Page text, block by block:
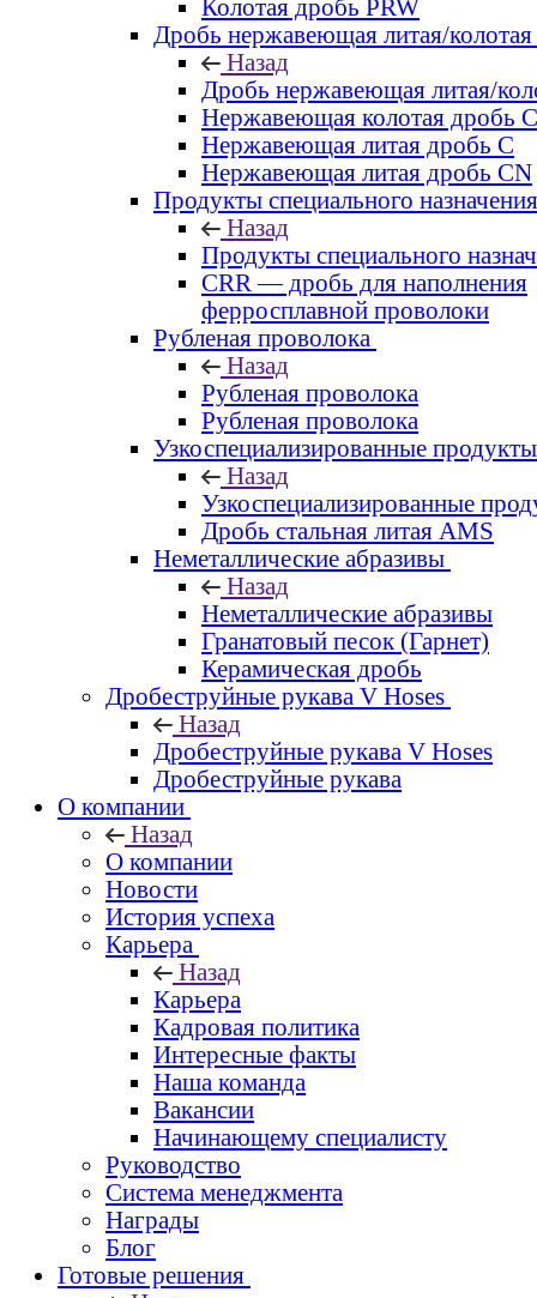
Колотая дробь PRW
Дробь нержавеющая литая/колотая
Назад
Дробь нержавеющая литая/
Нержавеющая колотая дробь
Нержавеющая литая дробь C
Нержавеющая литая дробь CN
Продукты специального назначения
Назад
Продукты специального
CRR — дробь для наполнения
ферросплавной проволоки
Рубленая проволока
Назад
Рубленая проволока
Рубленая проволока
Узкоспециализированные продукты
Назад
Узкоспециализированные
Дробь стальная литая AMS
Неметаллические абразивы
Назад
Неметаллические абразивы
Гранатовый песок (Гарнет)
Керамическая дробь
Дробеструйные рукава V Hoses
Назад
Дробеструйные рукава V Hoses
Дробеструйные рукава
О компании
Назад
О компании
Новости
История успеха
Карьера
Назад
Карьера
Кадровая политика
Интересные факты
Наша команда
Вакансии
Начинающему специалисту
Руководство
Система менеджмента
Награды
Блог
Готовые решения